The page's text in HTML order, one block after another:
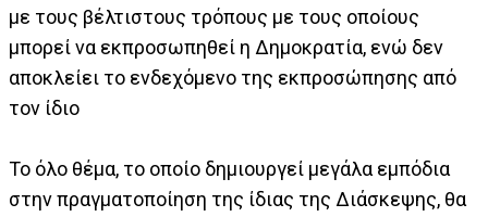
με τους βέλτιστους τρόπους με τους οποίους
μπορεί να εκπροσωπηθεί η Δημοκρατία, ενώ δεν
αποκλείει το ενδεχόμενο της εκπροσώπησης από
τον ίδιο
Το όλο θέμα, το οποίο δημιουργεί μεγάλα εμπόδια
στην πραγματοποίηση της ίδιας της Διάσκεψης, θα